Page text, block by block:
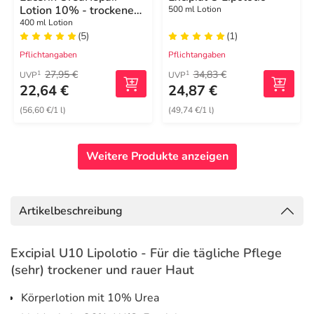
Lotion 10% - trockene
Haut
400 ml Lotion
(5)
Pflichtangaben
UVP1 27,95 €
22,64 €
(56,60 €/1 l)
500 ml Lotion
(1)
Pflichtangaben
UVP1 34,83 €
24,87 €
(49,74 €/1 l)
Weitere Produkte anzeigen
Artikelbeschreibung
Excipial U10 Lipolotio - Für die tägliche Pflege
(sehr) trockener und rauer Haut
Körperlotion mit 10% Urea